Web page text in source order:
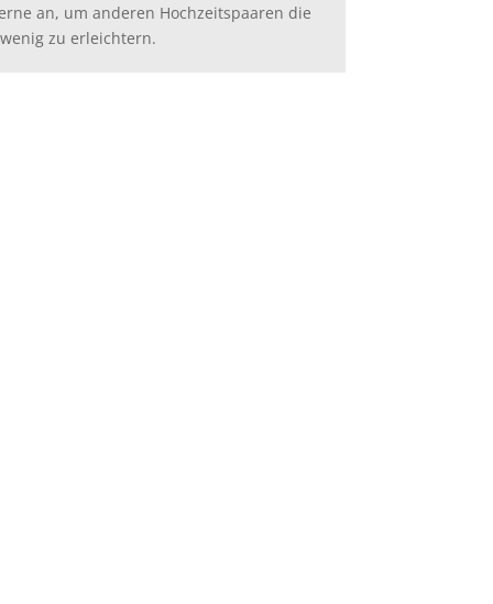
an, um anderen Hochzeitspaaren die
zu erleichtern.